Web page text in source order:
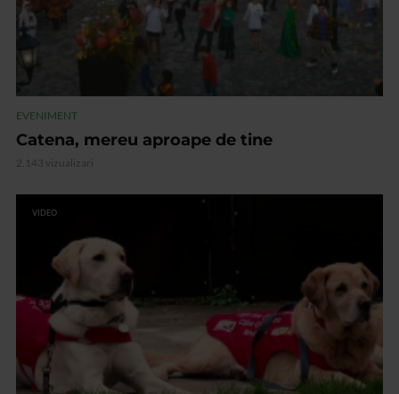
EVENIMENT
Catena, mereu aproape de tine
2.143 vizualizari
VIDEO